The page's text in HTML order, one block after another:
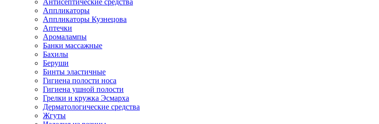
Антисептические средства
Аппликаторы
Аппликаторы Кузнецова
Аптечки
Аромалампы
Банки массажные
Бахилы
Беруши
Бинты эластичные
Гигиена полости носа
Гигиена ушной полости
Грелки и кружка Эсмарха
Дерматологические средства
Жгуты